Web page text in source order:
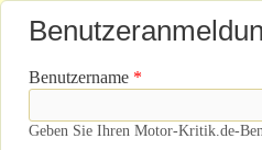
Benutzername *
Geben Sie Ihren Motor-Kritik.de-